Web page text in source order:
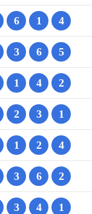
6 1 4
3 6 5
1 4 2
2 3 1
1 2 4
3 6 2
3 4 1